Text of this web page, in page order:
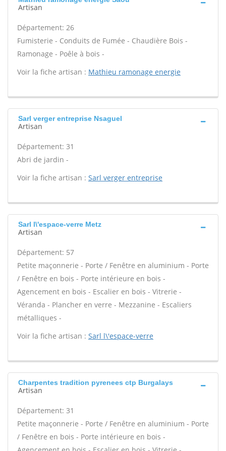
Artisan
Département: 26
Fumisterie - Conduits de Fumée - Chaudière Bois -
Ramonage - Poêle à bois -
Voir la fiche artisan : Mathieu ramonage energie
Sarl verger entreprise Nsaguel
Artisan
Département: 31
Abri de jardin -
Voir la fiche artisan : Sarl verger entreprise
Sarl l\'espace-verre Metz
Artisan
Département: 57
Petite maçonnerie - Porte / Fenêtre en aluminium - Porte
/ Fenêtre en bois - Porte intérieure en bois -
Agencement en bois - Escalier en bois - Vitrerie -
Véranda - Plancher en verre - Mezzanine - Escaliers
métalliques -
Voir la fiche artisan : Sarl l\'espace-verre
Charpentes tradition pyrenees ctp Burgalays
Artisan
Département: 31
Petite maçonnerie - Porte / Fenêtre en aluminium - Porte
/ Fenêtre en bois - Porte intérieure en bois -